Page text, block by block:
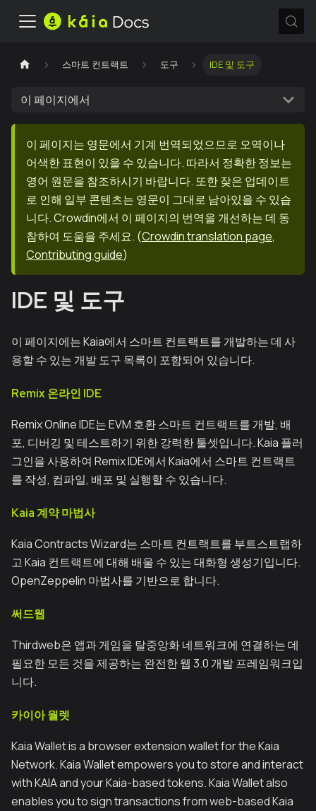
스마트 컨트랙트 도구 IDE 및 도구
이 페이지에서
이 페이지는 영문에서 기계 번역되었으므로 오역이나
어색한 표현이 있을 수 있습니다. 따라서 정확한 정보는
영어 원문을 참조하시기 바랍니다. 또한 잦은 업데이트
로 인해 일부 콘텐츠는 영문이 그대로 남아있을 수 있습
니다. Crowdin에서 이 페이지의 번역을 개선하는 데 동
참하여 도움을 주세요. (Crowdin translation page,
Contributing guide)
IDE 및 도구
이 페이지에는 Kaia에서 스마트 컨트랙트를 개발하는 데 사
용할 수 있는 개발 도구 목록이 포함되어 있습니다.
Remix 온라인 IDE
Remix Online IDE는 EVM 호환 스마트 컨트랙트를 개발, 배
포, 디버깅 및 테스트하기 위한 강력한 툴셋입니다. Kaia 플러
그인을 사용하여 Remix IDE에서 Kaia에서 스마트 컨트랙트
를 작성, 컴파일, 배포 및 실행할 수 있습니다.
Kaia 계약 마법사
Kaia Contracts Wizard는 스마트 컨트랙트를 부트스트랩하
고 Kaia 컨트랙트에 대해 배울 수 있는 대화형 생성기입니다.
OpenZeppelin 마법사를 기반으로 합니다.
써드웹
Thirdweb은 앱과 게임을 탈중앙화 네트워크에 연결하는 데
필요한 모든 것을 제공하는 완전한 웹 3.0 개발 프레임워크입
니다.
카이아 월렛
Kaia Wallet is a browser extension wallet for the Kaia
Network. Kaia Wallet empowers you to store and interact
with KAIA and your Kaia-based tokens. Kaia Wallet also
enables you to sign transactions from web-based Kaia